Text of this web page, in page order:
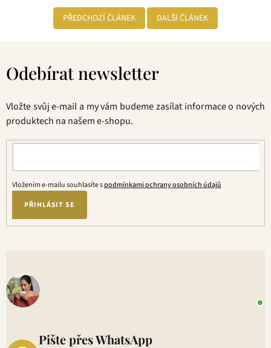
PŘEDCHOZÍ ČLÁNEK DALŠÍ ČLÁNEK
Odebírat newsletter
Vložte svůj e-mail a my vám budeme zasílat informace o nových
produktech na našem e-shopu.
Vložením e-mailu souhlasíte spodmínkami ochrany osobních údajů
PŘIHLÁSIT SE
Pište přes WhatsApp